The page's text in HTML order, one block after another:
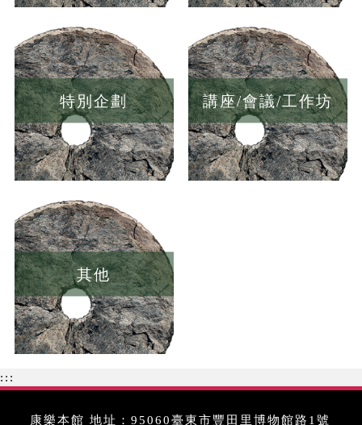
特別企劃 講座/會議/工作坊
其他
:::
康樂本館 地址：95060臺東市豐田里博物館路1號